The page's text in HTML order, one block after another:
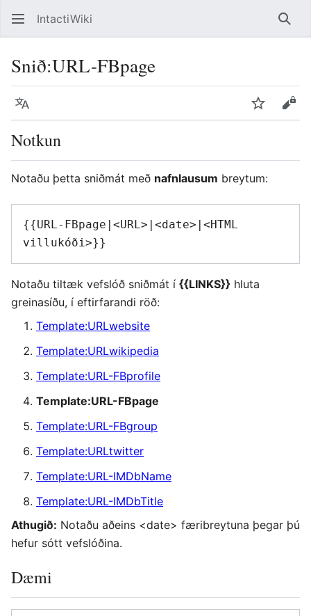
IntactiWiki Leita
Snið:URL-FBpage
Tungumál Vakta
Notkun
Notaðu þetta sniðmát með nafnlausum breytum:
{{URL-FBpage|<URL>|<date>|<HTML
villukóði>}}
Notaðu tiltæk vefslóð sniðmát í {{LINKS}} hluta
greinasíðu, í eftirfarandi röð:
Template:URLwebsite
Template:URLwikipedia
Template:URL-FBprofile
Template:URL-FBpage
Template:URL-FBgroup
Template:URLtwitter
Template:URL-IMDbName
Template:URL-IMDbTitle
Athugið: Notaðu aðeins <date> færibreytuna þegar þú
hefur sótt vefslóðina.
Dæmi